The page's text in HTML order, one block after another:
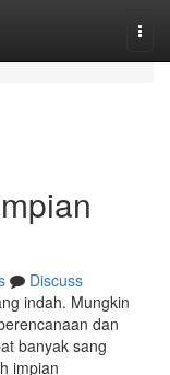
Discuss
indah. Mungkin
dan
banyak sang
impian